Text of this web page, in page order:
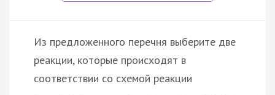
Из предложенного перечня выберите две
реакции, которые происходят в
соответствии со схемой реакции